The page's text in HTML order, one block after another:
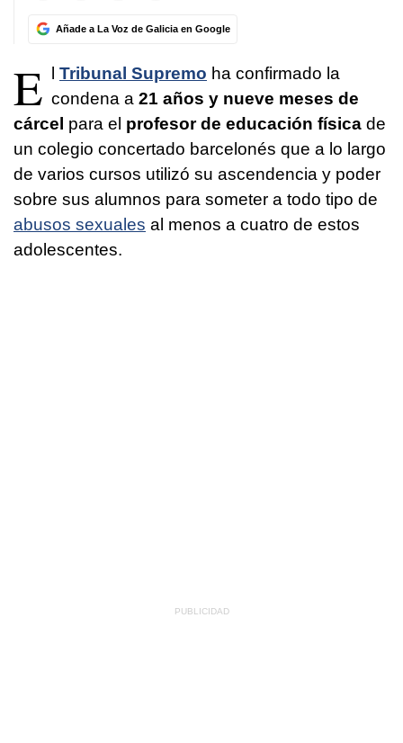
Añade a La Voz de Galicia en Google
E l Tribunal Supremo ha confirmado la
condena a 21 años y nueve meses de
cárcel para el profesor de educación física de
un colegio concertado barcelonés que a lo largo
de varios cursos utilizó su ascendencia y poder
sobre sus alumnos para someter a todo tipo de
abusos sexuales al menos a cuatro de estos
adolescentes.